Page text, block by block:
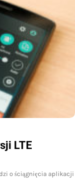
LTE
o ściągnięcia aplikacji